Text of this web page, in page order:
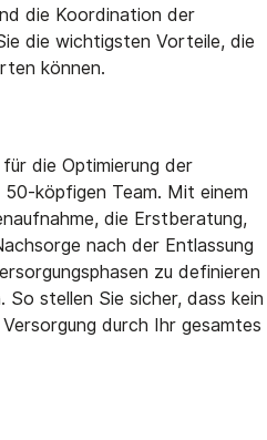
die Koordination der
die wichtigsten Vorteile, die
können.
die Optimierung der
köpfigen Team. Mit einem
die Erstberatung,
nach der Entlassung
zu definieren
stellen Sie sicher, dass kein
durch Ihr gesamtes